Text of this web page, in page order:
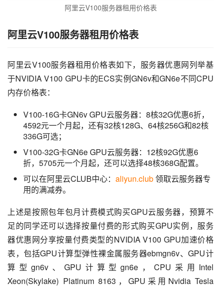
阿里云V100服务器租用价格表
阿里云V100服务器租用价格表
阿里云V100服务器租用价格表如下，服务器优惠网列举基
于NVIDIA V100 GPU卡的ECS实例GN6v和GN6e不同CPU
内存价格表：
V100-16G卡GN6v GPU云服务器：8核32G优惠6折，
4592元一个月起，还有32核128G、64核256G和82核
336G可选；
V100-32G卡GN6e GPU云服务器：12核92G优惠6
折，5705元一个月起，还可以选择48核368G配置。
可以在阿里云CLUB中心： aliyun.club领取云服务器专
用的满减券。
上述是按照包年包月计费模式购买GPU云服务器，预算不
足的同学还可以选择按量付费的形式购买GPU实例，服务
器优惠网分享按量付费类型的NVIDIA V100 GPU加速价格
表，包括GPU计算型弹性裸金属服务器ebmgn6v、GPU计
算型gn6v、GPU计算型gn6e，CPU采用Intel
Xeon(Skylake) Platinum 8163，GPU采用Nvidia Tesla